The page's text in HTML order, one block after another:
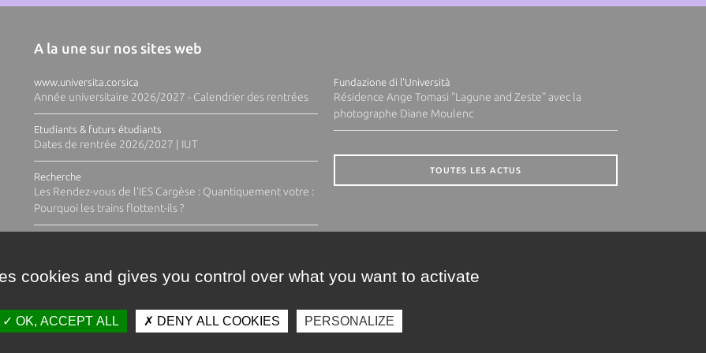
A la une sur nos sites web
www.universita.corsica
Année universitaire 2026/2027 - Calendrier des rentrées
Etudiants & futurs étudiants
Dates de rentrée 2026/2027 | IUT
Recherche
Les Rendez-vous de l'IES Cargèse : Quantiquement votre :
Pourquoi les trains flottent-ils ?
Fundazione di l'Università
Résidence Ange Tomasi "Lagune and Zeste" avec la
photographe Diane Moulenc
TOUTES LES ACTUS
cookies and gives you control over what you want to activate
OK, ACCEPT ALL DENY ALL COOKIES PERSONALIZE